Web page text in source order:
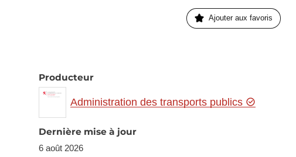
Ajouter aux favoris
Producteur
Administration des transports publics
Dernière mise à jour
6 août 2026